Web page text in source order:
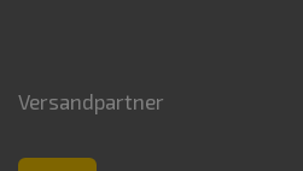
Versandpartner